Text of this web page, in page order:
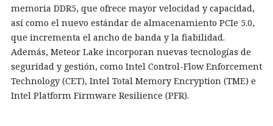
memoria DDR5, que ofrece mayor velocidad y capacidad,
así como el nuevo estándar de almacenamiento PCIe 5.0,
que incrementa el ancho de banda y la fiabilidad.
Además, Meteor Lake incorporan nuevas tecnologías de
seguridad y gestión, como Intel Control-Flow Enforcement
Technology (CET), Intel Total Memory Encryption (TME) e
Intel Platform Firmware Resilience (PFR).